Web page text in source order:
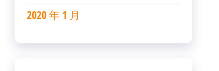
2020 年 1 月